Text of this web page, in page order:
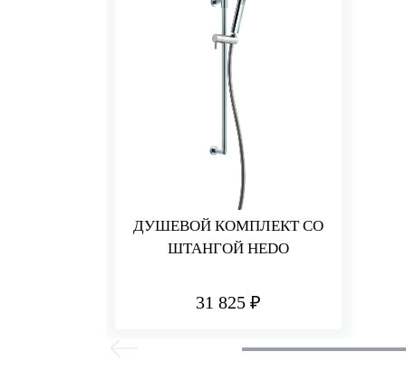
ДУШЕВОЙ КОМПЛЕКТ СО
ШТАНГОЙ HEDO
31 825 ₽